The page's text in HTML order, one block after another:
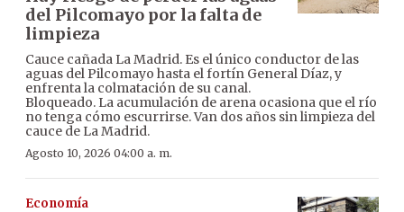
del Pilcomayo por la falta de
limpieza
Cauce cañada La Madrid. Es el único conductor de las
aguas del Pilcomayo hasta el fortín General Díaz, y
enfrenta la colmatación de su canal.
Bloqueado. La acumulación de arena ocasiona que el río
no tenga cómo escurrirse. Van dos años sin limpieza del
cauce de La Madrid.
Agosto 10, 2026 04:00 a. m.
Economía